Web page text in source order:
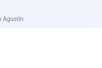
Agustín